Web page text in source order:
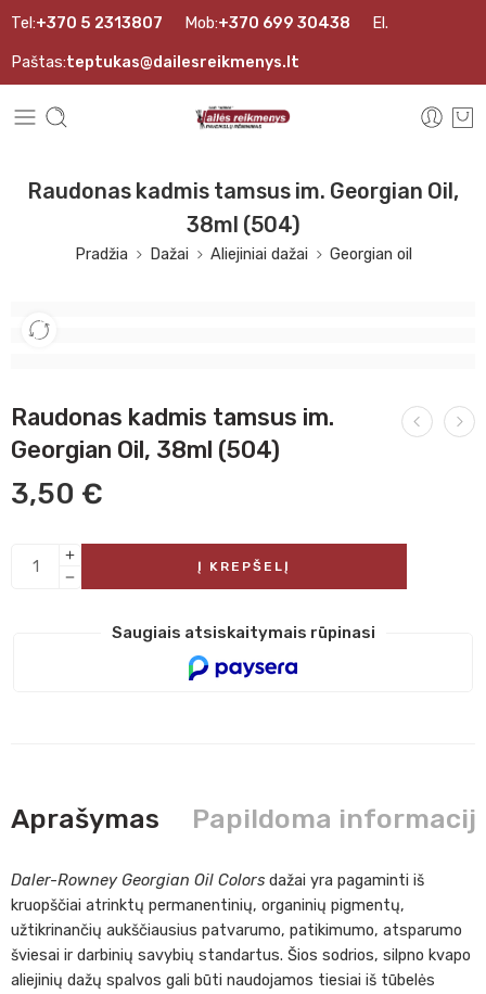
Tel:+370 5 2313807 Mob:+370 699 30438 El.
Paštas:teptukas@dailesreikmenys.lt
Raudonas kadmis tamsus im. Georgian Oil,
38ml (504)
Pradžia Dažai Aliejiniai dažai Georgian oil
Raudonas kadmis tamsus im.
Georgian Oil, 38ml (504)
3,50 €
Į KREPŠELĮ
Saugiais atsiskaitymais rūpinasi
Aprašymas Papildoma
Daler-Rowney Georgian Oil Colors dažai yra pagaminti iš
kruopščiai atrinktų permanentinių, organinių pigmentų,
užtikrinančių aukščiausius patvarumo, patikimumo, atsparumo
šviesai ir darbinių savybių standartus. Šios sodrios, silpno kvapo
aliejinių dažų spalvos gali būti naudojamos tiesiai iš tūbelės